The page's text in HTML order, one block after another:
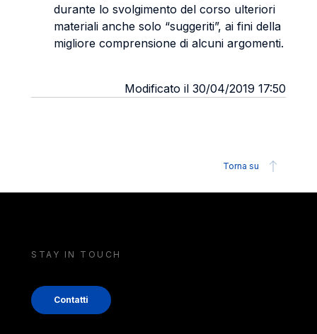
durante lo svolgimento del corso ulteriori
materiali anche solo “suggeriti”, ai fini della
migliore comprensione di alcuni argomenti.
Modificato il 30/04/2019 17:50
Torna su
STAY IN TOUCH
Contatti